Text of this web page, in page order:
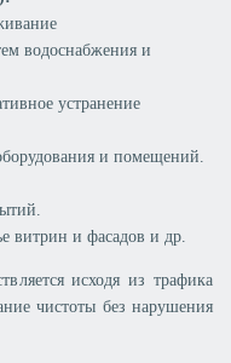
водоснабжения и
устранение
и помещений.
витрин и фасадов и др.
исходя из трафика
чистоты без нарушения